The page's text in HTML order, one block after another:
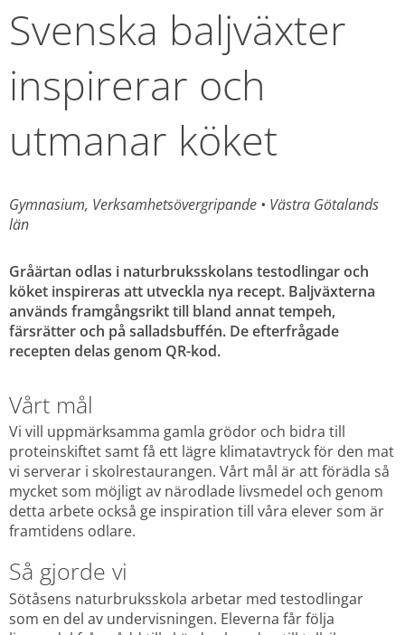
Svenska baljväxter
inspirerar och
utmanar köket
Gymnasium, Verksamhetsövergripande • Västra Götalands
län
Gråärtan odlas i naturbruksskolans testodlingar och
köket inspireras att utveckla nya recept. Baljväxterna
används framgångsrikt till bland annat tempeh,
färsrätter och på salladsbuffén. De efterfrågade
recepten delas genom QR-kod.
Vårt mål
Vi vill uppmärksamma gamla grödor och bidra till
proteinskiftet samt få ett lägre klimatavtryck för den mat
vi serverar i skolrestaurangen. Vårt mål är att förädla så
mycket som möjligt av närodlade livsmedel och genom
detta arbete också ge inspiration till våra elever som är
framtidens odlare.
Så gjorde vi
Sötåsens naturbruksskola arbetar med testodlingar
som en del av undervisningen. Eleverna får följa